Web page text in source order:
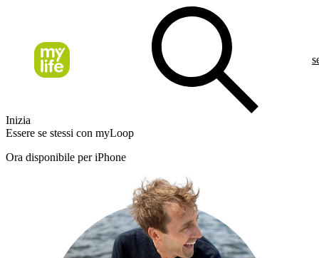
Inizia
Essere se stessi con myLoop
Ora disponibile per iPhone